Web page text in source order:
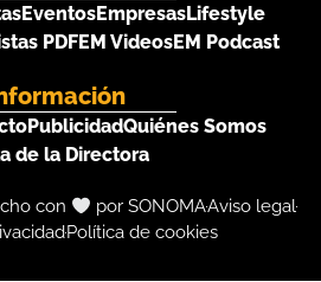
EventosEmpresasLifestyle
PDFEM VideosEM Podcast
PublicidadQuiénes Somos
de la Directora
con por SONOMAAviso legal
Política de cookies